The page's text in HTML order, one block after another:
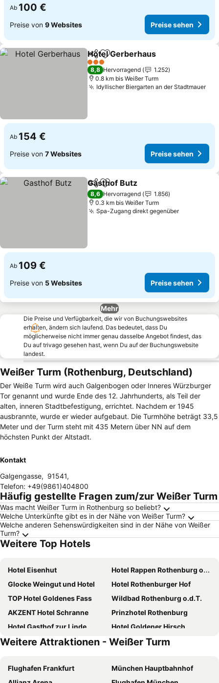
Ab 100 €
Preise von 9 Websites Preise sehen
TeilenZu Favoriten hinzufügen
Hotel Gerberhaus
3 Sterne
8,8 Hervorragend
1.252
0.8 km bis Weißer Turm
Idyllischer Biergarten an der Stadtmauer
Ab 154 €
Preise von 7 Websites Preise sehen
TeilenZu Favoriten hinzufügen
Gasthof Butz
8,6 Hervorragend
1.856
0.3 km bis Weißer Turm
Spa-Zugang direkt gegenüberPreise
Ab 109 €
Preise von 5 Websites Preise sehen
Mehr
Die Preise und Verfügbarkeit, die wir von Buchungswebsites
erhalten, ändern sich laufend. Das bedeutet, dass Du
möglicherweise nicht immer genau dasselbe Angebot findest, das
Du auf trivago gesehen hast, wenn Du auf der Buchungswebsite
landest.
Weißer Turm (Rothenburg, Deutschland)
Der Weiße Turm wird auch Galgenbogen oder Inneres Würzburger
Tor genannt und wurde Ende des 12. Jahrhunderts, als Teil der
alten, inneren Stadtbefestigung, errichtet. Nachdem er 1945
ausbrannte, wurde er wieder aufgebaut. Die Turmhöhe beträgt 33,5
Meter und der Turm steht mit 435 Metern über NN auf dem
höchsten Punkt der Altstadt.
Kontakt
Galgengasse, 91541,
Telefon: +49(9861)404800
Häufig gestellte Fragen zum/zur Weißer Turm
Was macht Weißer Turm in Rothenburg so beliebt?
Welche Unterkünfte gibt es in der Nähe von Weißer Turm?
Welche anderen Sehenswürdigkeiten sind in der Nähe von Weißer
Turm?
Weitere Top Hotels
Hotel Eisenhut
Hotel Rappen Rothenburg ob der Tauber
Glocke Weingut und Hotel
Hotel Rothenburger Hof
TOP Hotel Goldenes Fass
Wildbad Rothenburg o.d.T.
AKZENT Hotel Schranne
Prinzhotel Rothenburg
Hotel Gasthof zur Linde
Hotel Goldener Hirsch
Hotel Reichsküchenmeister
Wildkräuterhotel
Villa Mittermeier
Gasthof Post
Weitere Attraktionen - Weißer Turm
Flughafen Frankfurt
München Hauptbahnhof